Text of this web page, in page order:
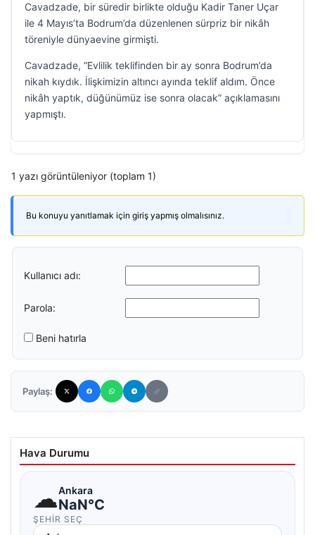
Cavadzade, bir süredir birlikte olduğu Kadir Taner Uçar
ile 4 Mayıs’ta Bodrum’da düzenlenen sürpriz bir nikâh
töreniyle dünyaevine girmişti.
Cavadzade, “Evlilik teklifinden bir ay sonra Bodrum’da
nikah kıydık. İlişkimizin altıncı ayında teklif aldım. Önce
nikâh yaptık, düğünümüz ise sonra olacak” açıklamasını
yapmıştı.
1 yazı görüntüleniyor (toplam 1)
Bu konuyu yanıtlamak için giriş yapmış olmalısınız.
Kullanıcı adı:
Parola:
Beni hatırla
Paylaş:
Hava Durumu
☁Ankara
NaN°C
ŞEHIR SEÇ